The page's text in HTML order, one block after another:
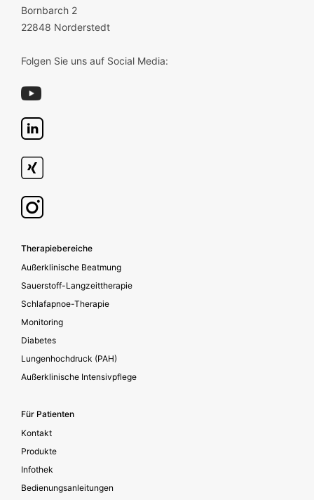
Bornbarch 2
22848 Norderstedt
Folgen Sie uns auf Social Media:
Footer secondary
Therapiebereiche
Außerklinische Beatmung
Sauerstoff-Langzeittherapie
Schlafapnoe-Therapie
Monitoring
Diabetes
Lungenhochdruck (PAH)
Außerklinische Intensivpflege
Für Patienten
Kontakt
Produkte
Infothek
Bedienungsanleitungen